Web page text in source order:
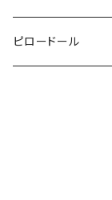
鉄仮面マン
ピロードール